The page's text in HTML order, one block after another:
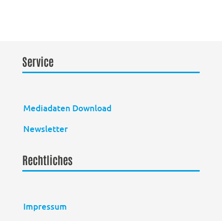
Service
Mediadaten Download
Newsletter
Rechtliches
Impressum